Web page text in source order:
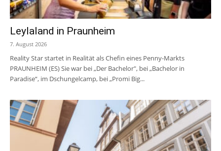
Leylaland in Praunheim
7. August 2026
Reality Star startet in Realität als Chefin eines Penny-Markts
PRAUNHEIM (ES) Sie war bei „Der Bachelor", bei „Bachelor in
Paradise“, im Dschungelcamp, bei „Promi Big...